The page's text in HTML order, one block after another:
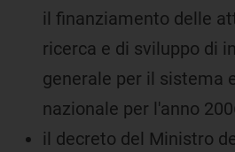
il finanziamento delle
ricerca e di sviluppo di
generale per il sistema
nazionale per l'anno
il decreto del Ministro